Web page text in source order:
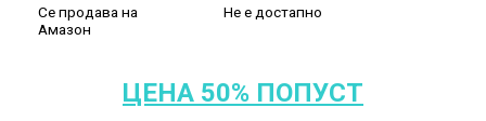
Се продава на
Амазон
Не е достапно
ЦЕНА 50% ПОПУСТ